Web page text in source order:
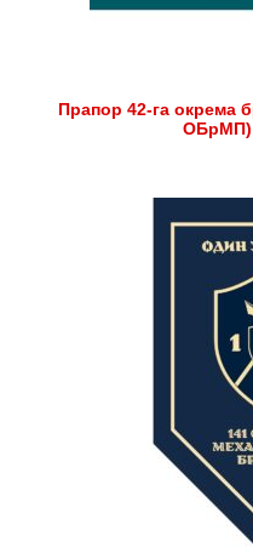
Прапор 42-га окрема
ОБрМП)